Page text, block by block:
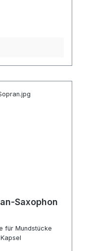
Saxophon
für Mundstücke